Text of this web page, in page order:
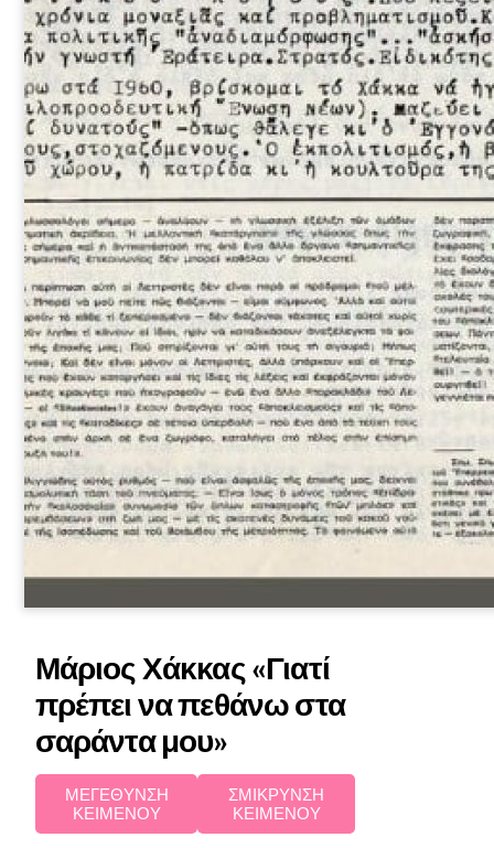
Μάριος Χάκκας «Γιατί
πρέπει να πεθάνω στα
σαράντα μου»
ΜΕΓΕΘΥΝΣΗ
ΚΕΙΜΕΝΟΥ
ΣΜΙΚΡΥΝΣΗ
ΚΕΙΜΕΝΟΥ